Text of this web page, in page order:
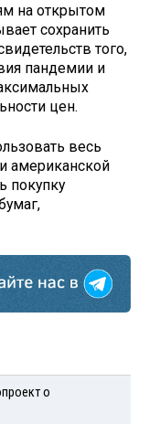
на открытом
сохранить
того,
пандемии и
цен.
весь
американской
покупку
о